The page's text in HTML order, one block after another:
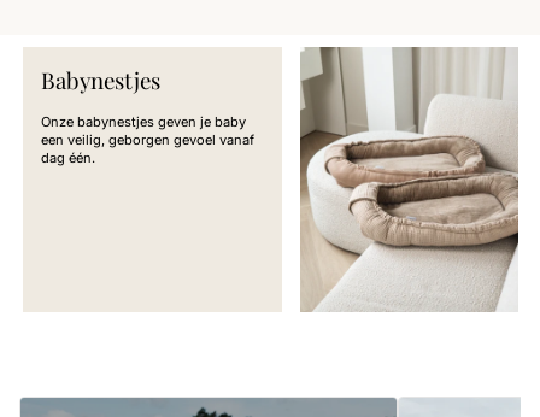
Babynestjes
Onze babynestjes geven je baby
een veilig, geborgen gevoel vanaf
dag één.